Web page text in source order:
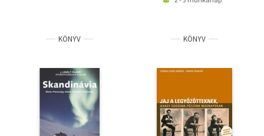
KÖNYV KÖNYV